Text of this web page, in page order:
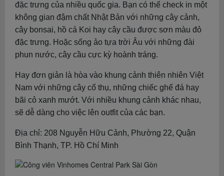
đặc trưng của nhiều quốc gia. Bạn có thể check in một
không gian đậm chất Nhật Bản với những cây cảnh,
cây bonsai, hồ cá Koi hay cây cầu được sơn màu đỏ
đặc trưng. Hoặc sống ảo tựa trời Âu với những đài
phun nước, cây cầu cực kỳ hoành tráng.
Hay đơn giản là hòa vào khung cảnh thiên nhiên Việt
Nam với những cây cổ thụ, những chiếc ghế đá hay
bãi cỏ xanh mướt. Với nhiều khung cảnh khác nhau,
sẽ dễ dàng cho việc lên outfit của các bạn.
Địa chỉ: 208 Nguyễn Hữu Cảnh, Phường 22, Quận
Bình Thạnh, TP. Hồ Chí Minh